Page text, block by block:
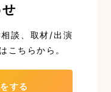
談、取材/出演
こちらから。
する